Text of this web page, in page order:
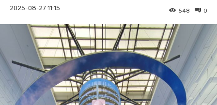
2025-08-27 11:15 0
548